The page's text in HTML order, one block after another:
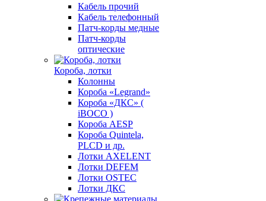
Кабель прочий
Кабель телефонный
Патч-корды медные
Патч-корды
оптические
Короба, лотки
Колонны
Короба «Legrand»
Короба «ДКС» (
iBOCO )
Короба AESP
Короба Quintela,
PLCD и др.
Лотки AXELENT
Лотки DEFEM
Лотки OSTEC
Лотки ДКС